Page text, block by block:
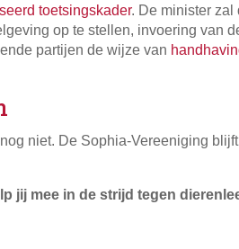
toetsingskader. De minister zal
op te stellen, invoering van
partijen de wijze van
niet. De Sophia-Vereeniging
jij mee in de strijd tegen